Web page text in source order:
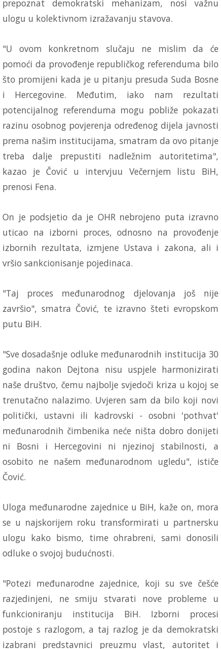
prepoznat demokratski mehanizam, nosi važnu
ulogu u kolektivnom izražavanju stavova.
"U ovom konkretnom slučaju ne mislim da će
pomoći da provođenje republičkog referenduma bilo
što promijeni kada je u pitanju presuda Suda Bosne
i Hercegovine. Međutim, iako nam rezultati
potencijalnog referenduma mogu pobliže pokazati
razinu osobnog povjerenja određenog dijela javnosti
prema našim institucijama, smatram da ovo pitanje
treba dalje prepustiti nadležnim autoritetima",
kazao je Čović u intervjuu Večernjem listu BiH,
prenosi Fena.
On je podsjetio da je OHR nebrojeno puta izravno
uticao na izborni proces, odnosno na provođenje
izbornih rezultata, izmjene Ustava i zakona, ali i
vršio sankcionisanje pojedinaca.
"Taj proces međunarodnog djelovanja još nije
završio", smatra Čović, te izravno šteti evropskom
putu BiH.
"Sve dosadašnje odluke međunarodnih institucija 30
godina nakon Dejtona nisu uspjele harmonizirati
naše društvo, čemu najbolje svjedoči kriza u kojoj se
trenutačno nalazimo. Uvjeren sam da bilo koji novi
politički, ustavni ili kadrovski - osobni 'pothvat'
međunarodnih čimbenika neće ništa dobro donijeti
ni Bosni i Hercegovini ni njezinoj stabilnosti, a
osobito ne našem međunarodnom ugledu", ističe
Čović.
Uloga međunarodne zajednice u BiH, kaže on, mora
se u najskorijem roku transformirati u partnersku
ulogu kako bismo, time ohrabreni, sami donosili
odluke o svojoj budućnosti.
"Potezi međunarodne zajednice, koji su sve češće
razjedinjeni, ne smiju stvarati nove probleme u
funkcioniranju institucija BiH. Izborni procesi
postoje s razlogom, a taj razlog je da demokratski
izabrani predstavnici preuzmu vlast, autoritet i